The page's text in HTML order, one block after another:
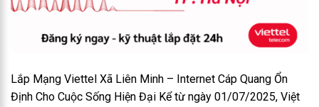
Lắp Mạng Viettel Xã Liên Minh – Internet Cáp Quang Ổn
Định Cho Cuộc Sống Hiện Đại Kể từ ngày 01/07/2025, Việt